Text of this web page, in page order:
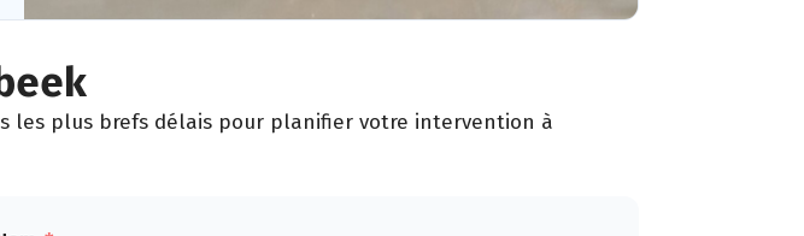
les plus brefs délais pour planifier votre intervention à